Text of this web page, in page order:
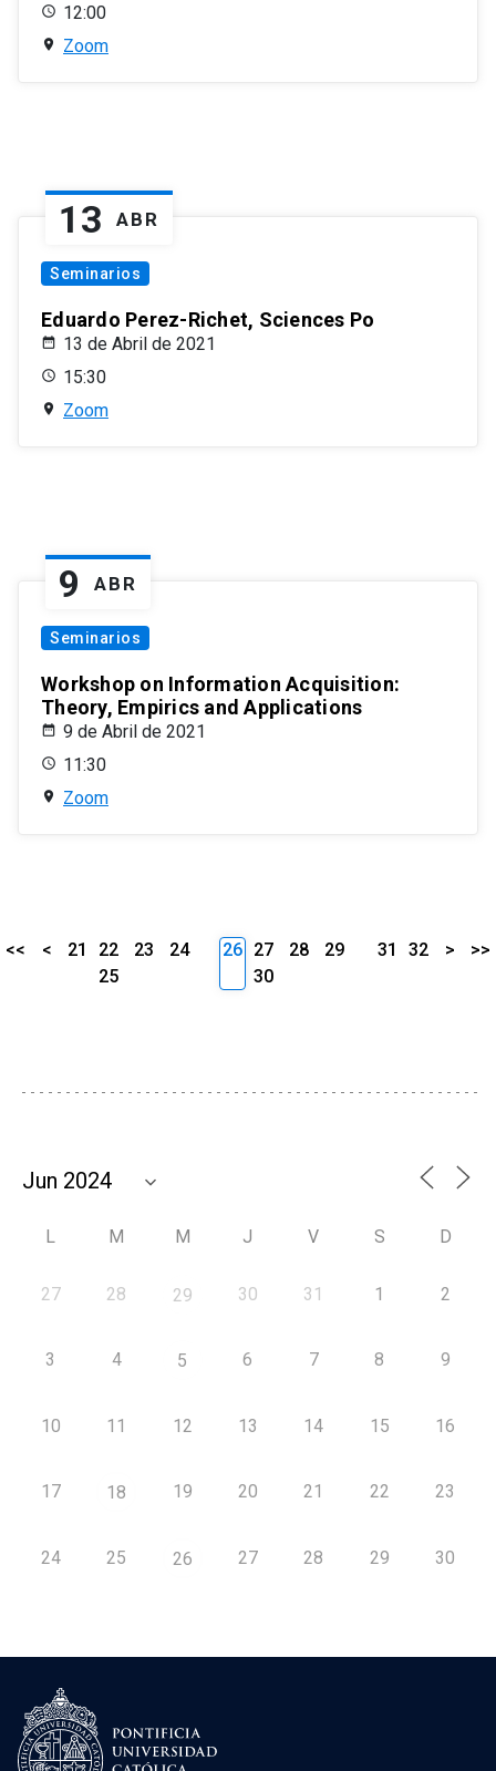
12:00
Zoom
13 ABR
Seminarios
Eduardo Perez-Richet, Sciences Po
13 de Abril de 2021
15:30
Zoom
9 ABR
Seminarios
Workshop on Information Acquisition:
Theory, Empirics and Applications
9 de Abril de 2021
11:30
Zoom
<< < 21 22 23
24
25
26 27 28
29
30
31 32 > >>
L M M J V S D
27 28 29 30 31 1 2
3 4 5 6 7 8 9
10 11 12 13 14 15 16
17 18 19 20 21 22 23
24 25 26 27 28 29 30